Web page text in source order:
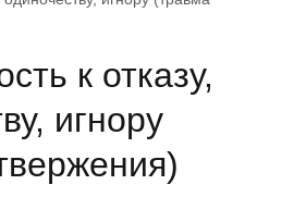
взаимопонимания в семье
к отказу,
игнору
Закрыть